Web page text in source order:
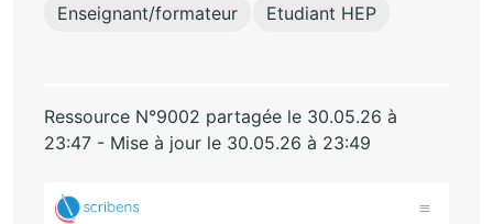
Enseignant/formateur Etudiant HEP
Ressource N°9002 partagée le 30.05.26 à
23:47 - Mise à jour le 30.05.26 à 23:49